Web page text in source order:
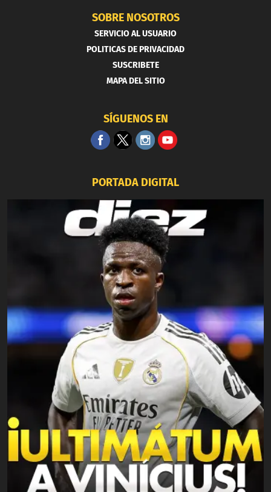
SOBRE NOSOTROS
SERVICIO AL USUARIO
POLITICAS DE PRIVACIDAD
SUSCRIBETE
MAPA DEL SITIO
SÍGUENOS EN
PORTADA DIGITAL